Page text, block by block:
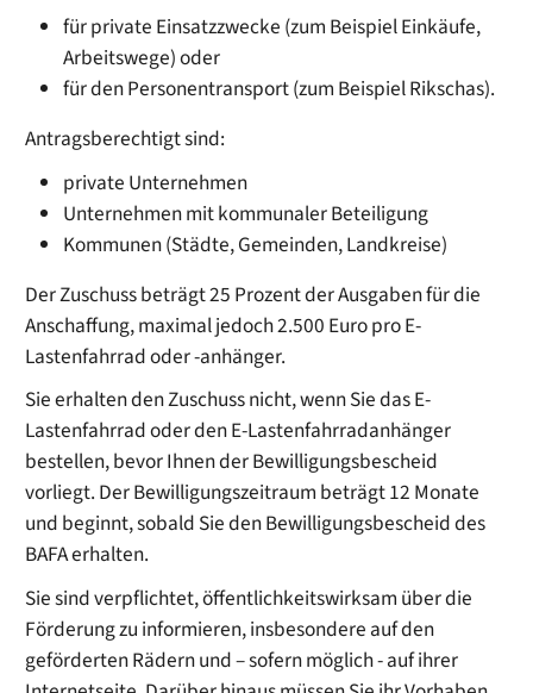
für private Einsatzzwecke (zum Beispiel Einkäufe,
Arbeitswege) oder
für den Personentransport (zum Beispiel Rikschas).
Antragsberechtigt sind:
private Unternehmen
Unternehmen mit kommunaler Beteiligung
Kommunen (Städte, Gemeinden, Landkreise)
Der Zuschuss beträgt 25 Prozent der Ausgaben für die
Anschaffung, maximal jedoch 2.500 Euro pro E-
Lastenfahrrad oder -anhänger.
Sie erhalten den Zuschuss nicht, wenn Sie das E-
Lastenfahrrad oder den E-Lastenfahrradanhänger
bestellen, bevor Ihnen der Bewilligungsbescheid
vorliegt. Der Bewilligungszeitraum beträgt 12 Monate
und beginnt, sobald Sie den Bewilligungsbescheid des
BAFA erhalten.
Sie sind verpflichtet, öffentlichkeitswirksam über die
Förderung zu informieren, insbesondere auf den
geförderten Rädern und – sofern möglich - auf ihrer